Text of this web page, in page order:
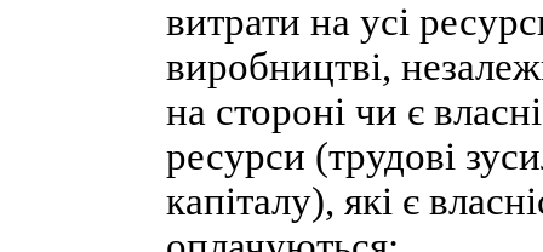
витрати на усі
виробництві,
на стороні чи є
ресурси (трудові
капіталу), які є